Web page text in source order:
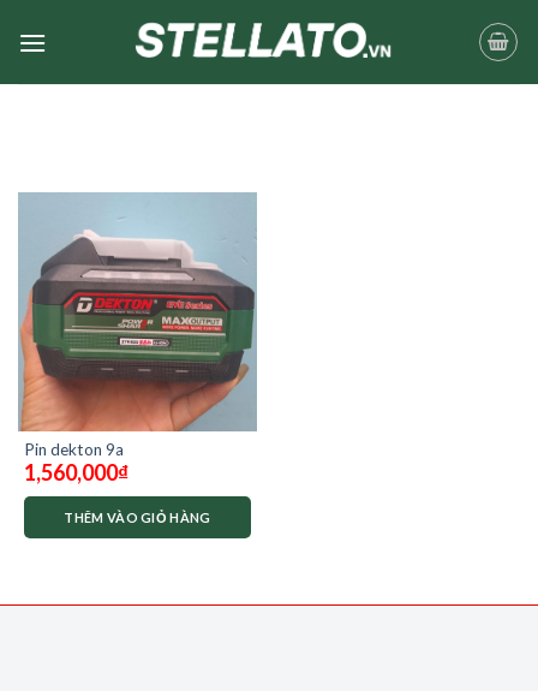
Pin dekton 9a
1,560,000₫
THÊM VÀO GIỎ HÀNG